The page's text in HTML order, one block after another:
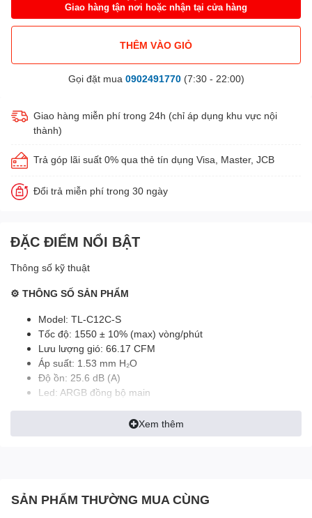
Giao hàng tận nơi hoặc nhận tại cửa hàng
THÊM VÀO GIỎ
Gọi đặt mua 0902491770(7:30 - 22:00)
Giao hàng miễn phí trong 24h (chỉ áp dụng khu vực nội
thành)
Trả góp lãi suất 0% qua thẻ tín dụng Visa, Master, JCB
Đổi trả miễn phí trong 30 ngày
ĐẶC ĐIỂM NỔI BẬT
Thông số kỹ thuật
⚙ THÔNG SỐ SẢN PHẨM
Model: TL-C12C-S
Tốc độ: 1550 ± 10% (max) vòng/phút
Lưu lượng gió: 66.17 CFM
Áp suất: 1.53 mm H₂O
Độ ồn: 25.6 dB (A)
Led: ARGB đồng bộ main
Kích thước: 120 x 120 x 25 (mm)
Phụ kiện: ốc M5x10 gắn case
Xem thêm
SẢN PHẨM THƯỜNG MUA CÙNG